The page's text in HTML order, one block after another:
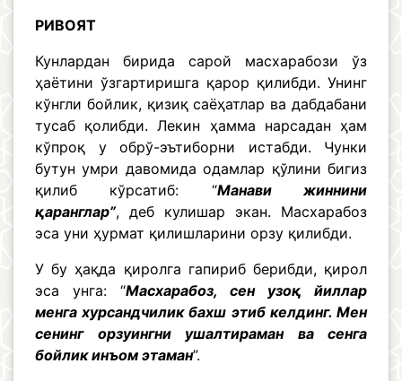
РИВОЯТ
Кунлардан бирида сарой масхарабози ўз
ҳаётини ўзгартиришга қарор қилибди. Унинг
кўнгли бойлик, қизиқ саёҳатлар ва дабдабани
тусаб қолибди. Лекин ҳамма нарсадан ҳам
кўпроқ у обрў-эътиборни истабди. Чунки
бутун умри давомида одамлар қўлини бигиз
қилиб кўрсатиб: “Манави жиннини
қаранглар”, деб кулишар экан. Масхарабоз
эса уни ҳурмат қилишларини орзу қилибди.
У бу ҳақда қиролга гапириб берибди, қирол
эса унга: “Масхарабоз, сен узоқ йиллар
менга хурсандчилик бахш этиб келдинг. Мен
сенинг орзуингни ушалтираман ва сенга
бойлик инъом этаман”.